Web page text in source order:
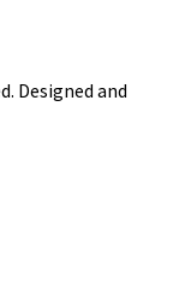
Designed and